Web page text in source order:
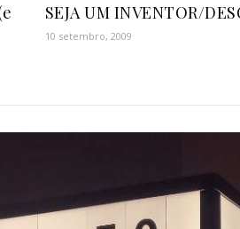
SEJA UM INVENTOR/
10 setembro, 2009